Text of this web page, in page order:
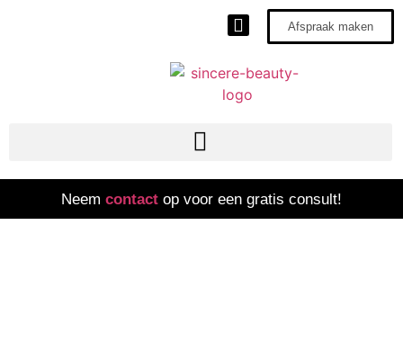
Afspraak maken
Neem contact op voor een gratis consult!